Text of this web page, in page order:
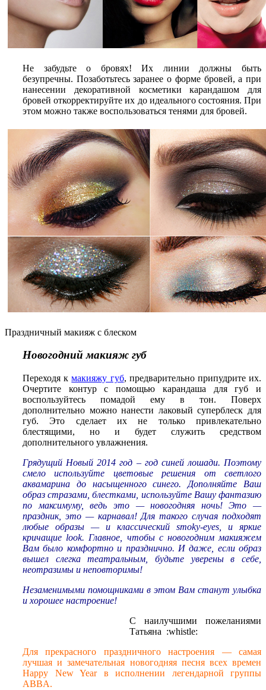
Не забудьте о бровях! Их линии должны быть
безупречны. Позаботьтесь заранее о форме бровей, а при
нанесении декоративной косметики карандашом для
бровей откорректируйте их до идеального состояния. При
этом можно также воспользоваться тенями для бровей.
Праздничный макияж с блеском
Новогодний макияж губ
Переходя кмакияжу губ, предварительно припудрите их.
Очертите контур с помощью карандаша для губ и
воспользуйтесь помадой ему в тон. Поверх
дополнительно можно нанести лаковый суперблеск для
губ. Это сделает их не только привлекательно
блестящими, но и будет служить средством
дополнительного увлажнения.
Грядущий Новый 2014 год – год синей лошади. Поэтому
смело используйте цветовые решения от светлого
аквамарина до насыщенного синего. Дополняйте Ваш
образ стразами, блестками, используйте Вашу фантазию
по максимуму, ведь это — новогодняя ночь! Это —
праздник, это — карнавал! Для такого случая подходят
любые образы — и классический smoky-eyes, и яркие
кричащие look. Главное, чтобы с новогодним макияжем
Вам было комфортно и празднично. И даже, если образ
вышел слегка театральным, будьте уверены в себе,
неотразимы и неповторимы!
Незаменимыми помощниками в этом Вам станут улыбка
и хорошее настроение!
С наилучшими пожеланиями
Татьяна :whistle:
Для прекрасного праздничного настроения — самая
лучшая и замечательная новогодняя песня всех времен
Happy New Year в исполнении легендарной группы
ABBA.